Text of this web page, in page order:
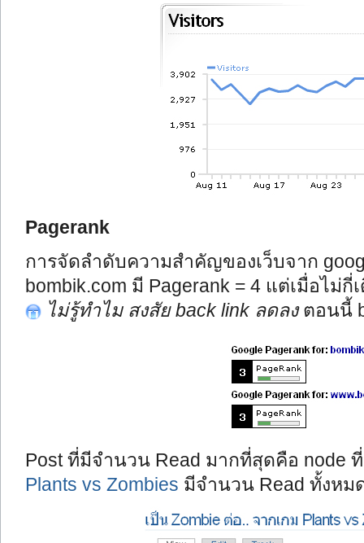
Pagerank
การจัดลำดับความสำคัญของเว็บจาก
bombik.com มี Pagerank = 4 แต่เมื่อไม่
ไม่รู้ทำไม สงสัย back link ลดลงตอนนี้
Post ที่มีจำนวน Read มากที่สุดคือ node
Plants vs Zombies มีจำนวน Read ทั้งหม